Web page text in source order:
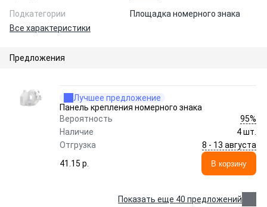
Подкатегории
Площадка номерного знака
Все характеристики
Предложения
Лучшее предложение
Пaнeль кpeплeния нoмepнoгo знaкa
Вероятность
95%
Наличие
4 шт.
Отгрузка
8 - 13 августа
41.15 p.
В корзину
Показать еще 40 предложений